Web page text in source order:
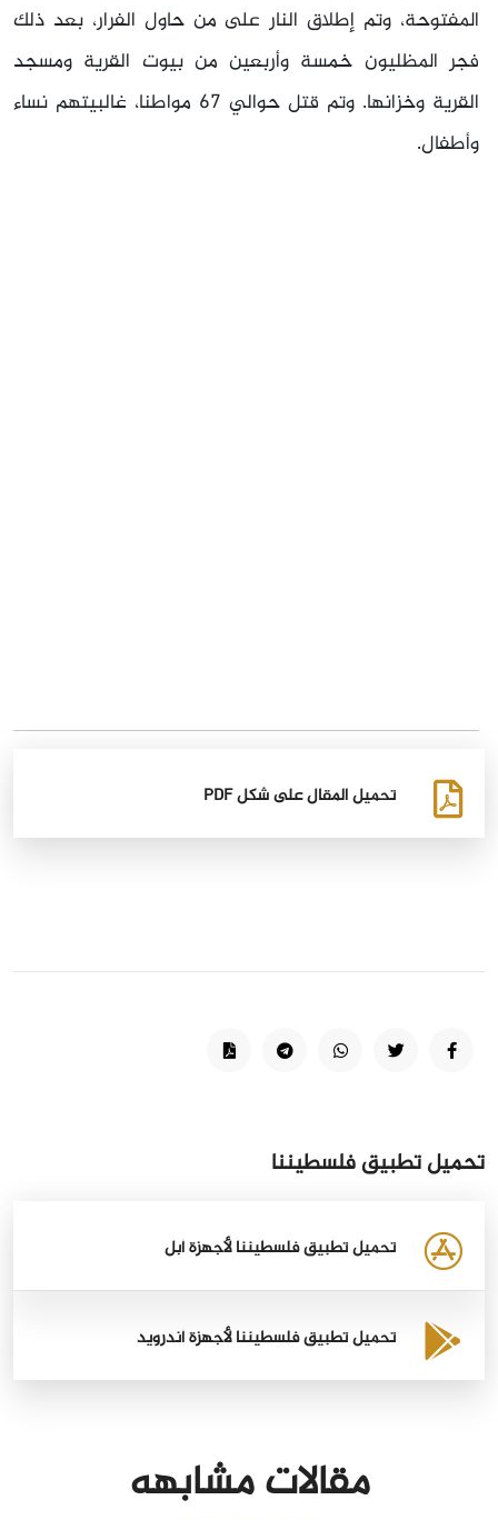
المفتوحة، وتم إطلاق النار على من حاول الفرار، بعد ذلك
فجر المظليون خمسة وأربعين من بيوت القرية ومسجد
القرية وخزانها. وتم قتل حوالي 67 مواطنا، غالبيتهم نساء
وأطفال.
تحميل المقال على شكل PDF
تحميل تطبيق فلسطيننا
تحميل تطبيق فلسطيننا لأجهزة أبل
تحميل تطبيق فلسطيننا لأجهزة أندرويد
مقالات مشابهه